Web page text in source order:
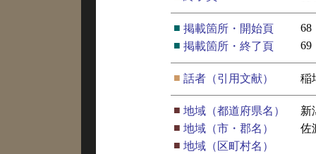
■ 掲載箇所・開始頁
68
■ 掲載箇所・終了頁 69
■ 話者（引用文献） 稲
■ 地域（都道府県名）
新
■ 地域（市・郡名）
佐
■ 地域（区町村名）